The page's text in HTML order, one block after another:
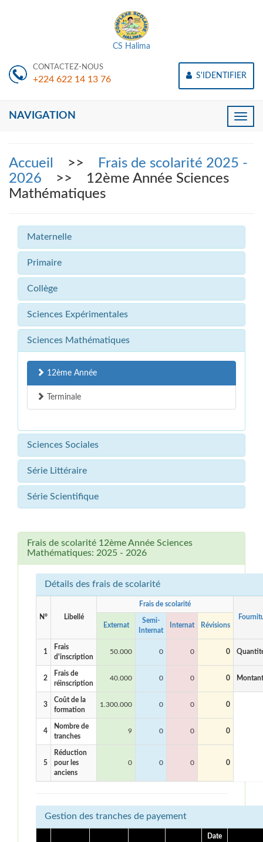
CS Halima
CONTACTEZ-NOUS
+224 622 14 13 76 S'IDENTIFIER
Toggle
NAVIGATION
Accueil >>
Frais de scolarité 2025 -
2026
>> 12ème Année Sciences
Mathématiques
Maternelle
Primaire
Collège
Sciences Expérimentales
Sciences Mathématiques
12ème Année
Terminale
Sciences Sociales
Série Littéraire
Série Scientifique
Frais de scolarité 12ème Année Sciences
Mathématiques: 2025 - 2026
Détails des frais de scolarité
N° Libellé
Frais de scolarité
Externat
Semi-
Internat
Internat Révisions
1
Frais
d'inscription
50.000 0 0 0
2
Frais de
réinscription
40.000 0 0 0 Montant
3
Coût de la
formation
1.300.000 0 0 0
4
Nombre de
tranches
9 0 0 0
5
Réduction
pour les
anciens
0 0 0 0
Gestion des tranches de payement
Date